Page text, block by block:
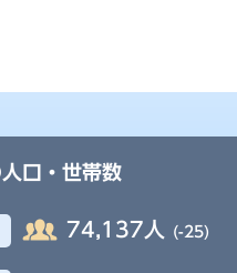
口・世帯数
74,137人 (-25)